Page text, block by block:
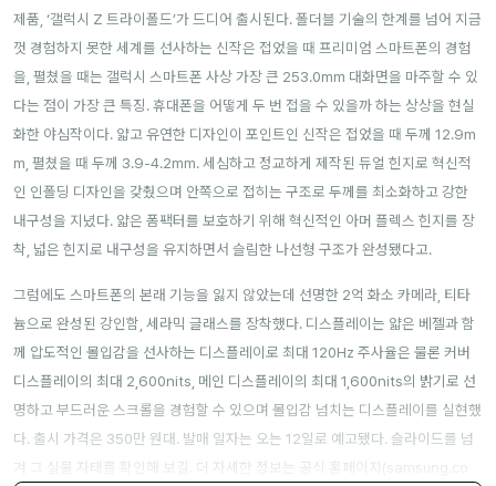
제품, ‘갤럭시 Z 트라이폴드’가 드디어 출시된다. 폴더블 기술의 한계를 넘어 지금
껏 경험하지 못한 세계를 선사하는 신작은 접었을 때 프리미엄 스마트폰의 경험
을, 펼쳤을 때는 갤럭시 스마트폰 사상 가장 큰 253.0mm 대화면을 마주할 수 있
다는 점이 가장 큰 특징. 휴대폰을 어떻게 두 번 접을 수 있을까 하는 상상을 현실
화한 야심작이다. 얇고 유연한 디자인이 포인트인 신작은 접었을 때 두께 12.9m
m, 펼쳤을 때 두께 3.9-4.2mm. 세심하고 정교하게 제작된 듀얼 힌지로 혁신적
인 인폴딩 디자인을 갖췄으며 안쪽으로 접히는 구조로 두께를 최소화하고 강한
내구성을 지녔다. 얇은 폼팩터를 보호하기 위해 혁신적인 아머 플렉스 힌지를 장
착, 넓은 힌지로 내구성을 유지하면서 슬림한 나선형 구조가 완성됐다고.
그럼에도 스마트폰의 본래 기능을 잃지 않았는데 선명한 2억 화소 카메라, 티타
늄으로 완성된 강인함, 세라믹 글래스를 장착했다. 디스플레이는 얇은 베젤과 함
께 압도적인 몰입감을 선사하는 디스플레이로 최대 120Hz 주사율은 물론 커버
디스플레이의 최대 2,600nits, 메인 디스플레이의 최대 1,600nits의 밝기로 선
명하고 부드러운 스크롤을 경험할 수 있으며 몰입감 넘치는 디스플레이를 실현했
다. 출시 가격은 350만 원대. 발매 일자는 오는 12일로 예고됐다. 슬라이드를 넘
겨 그 실물 자태를 확인해 보길. 더 자세한 정보는 공식 홈페이지(
samsung.co